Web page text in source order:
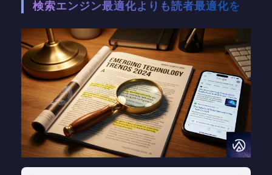
検索エンジン最適化よりも読者最適化を